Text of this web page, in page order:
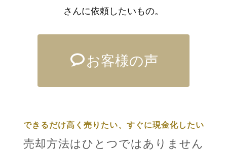
さんに依頼したいもの。
お客様の声
できるだけ高く売りたい、すぐに現金化したい
売却方法はひとつではありません